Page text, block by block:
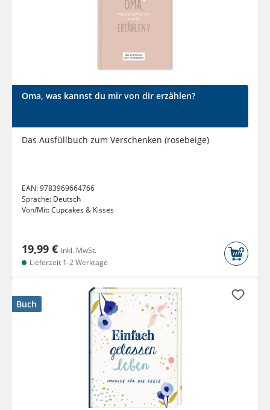
Oma, was kannst du mir von dir erzählen?
Das Ausfüllbuch zum Verschenken (rosebeige)
EAN:9783969664766
Sprache: Deutsch
Von/Mit:Cupcakes & Kisses
19,99 € inkl. MwSt.
Lieferzeit 1-2 Werktage
Buch